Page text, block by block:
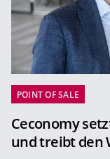
POINT OF SALE
Ceconomy
und treibt den